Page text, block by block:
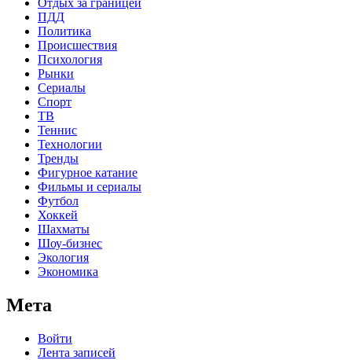
Отдых за границей
ПДД
Политика
Происшествия
Психология
Рынки
Сериалы
Спорт
ТВ
Теннис
Технологии
Тренды
Фигурное катание
Фильмы и сериалы
Футбол
Хоккей
Шахматы
Шоу-бизнес
Экология
Экономика
Мета
Войти
Лента записей